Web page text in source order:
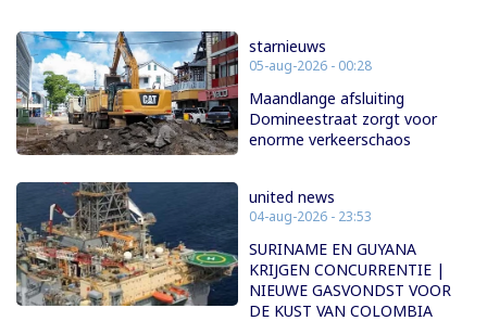
starnieuws
05-aug-2026 - 00:28
Maandlange afsluiting
Domineestraat zorgt voor
enorme verkeerschaos
united news
04-aug-2026 - 23:53
SURINAME EN GUYANA
KRIJGEN CONCURRENTIE |
NIEUWE GASVONDST VOOR
DE KUST VAN COLOMBIA